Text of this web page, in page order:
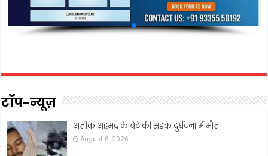
टॉप-न्यूज़
अतीक़ अहमद के बेटे की सड़क दुर्घटना में मौत
August 6, 2026